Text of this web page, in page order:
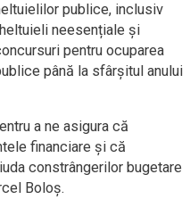
publice, inclusiv
neesențiale și
pentru ocuparea
până la sfârșitul anului
a ne asigura că
financiare și că
constrângerilor bugetare
Boloș.